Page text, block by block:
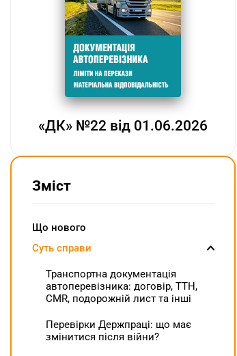
«ДК» №22 від 01.06.2026
Зміст
Що нового
Суть справи
Транспортна документація
автоперевізника: договір, ТТН,
CMR, подорожній лист та інші
Перевірки Держпраці: що має
змінитися після війни?